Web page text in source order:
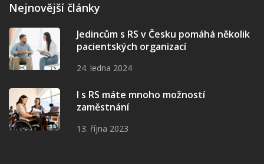
Nejnovější články
Jedincům s RS v Česku pomáhá několik
pacientských organizací
24. ledna 2024
I s RS máte mnoho možností
zaměstnání
13. října 2023